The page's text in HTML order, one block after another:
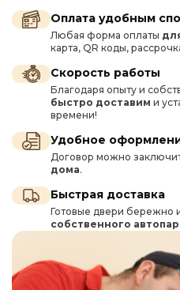
Оплата удобным
Любая форма оплаты
карта, QR коды,
Скорость работы
Благодаря опыту и
быстро доставим и
времени!
Удобное
Договор можно
дома.
Быстрая доставка
Готовые двери бережно
собственного